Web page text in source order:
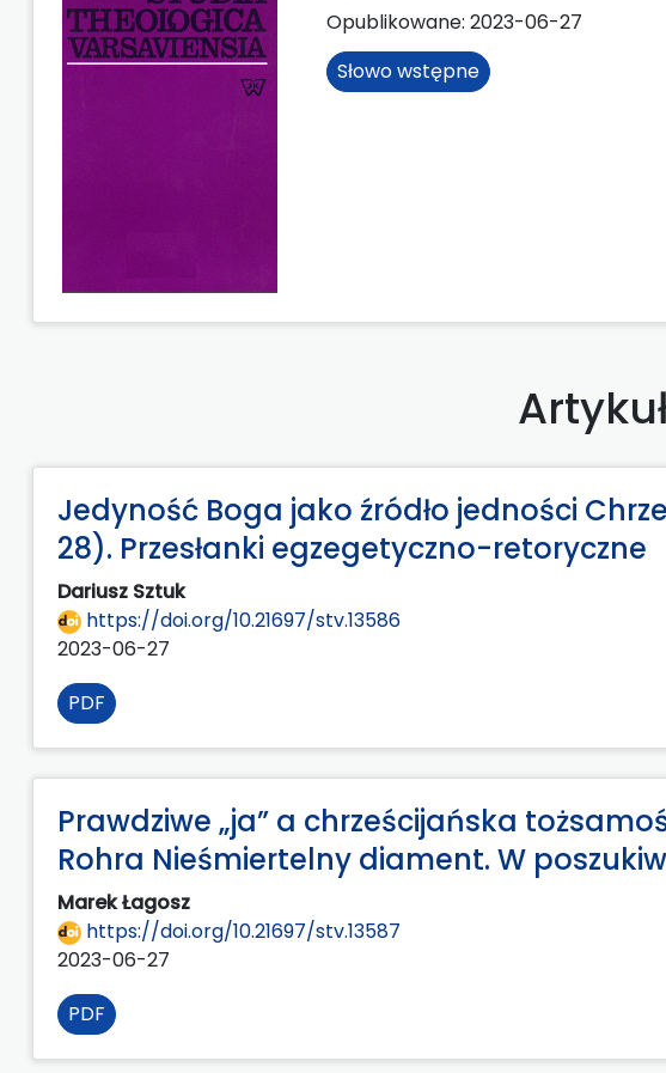
Opublikowane: 2023-06-27
Słowo wstępne
Jedyność Boga jako źródło jedności
28). Przesłanki egzegetyczno-retoryczne
Dariusz Sztuk
https://doi.org/10.21697/stv.13586
2023-06-27
PDF
Prawdziwe „ja” a chrześcijańska
Rohra Nieśmiertelny diament. W
Marek Łagosz
https://doi.org/10.21697/stv.13587
2023-06-27
PDF